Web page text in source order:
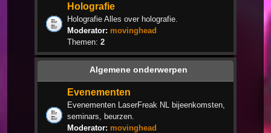
Holografie
Holografie Alles over holografie.
Moderator: movinghead
Themen: 2
Algemene onderwerpen
Evenementen
Evenementen LaserFreak NL bijeenkomsten,
seminars, beurzen.
Moderator: movinghead